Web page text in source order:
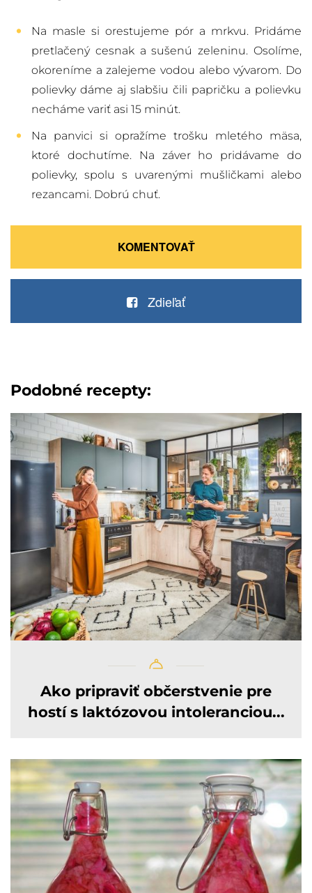
Na masle si orestujeme pór a mrkvu. Pridáme
pretlačený cesnak a sušenú zeleninu. Osolíme,
okoreníme a zalejeme vodou alebo vývarom. Do
polievky dáme aj slabšiu čili papričku a polievku
necháme variť asi 15 minút.
Na panvici si opražíme trošku mletého mäsa,
ktoré dochutíme. Na záver ho pridávame do
polievky, spolu s uvarenými mušličkami alebo
rezancami. Dobrú chuť.
KOMENTOVAŤ
Zdieľať
Podobné recepty:
Ako pripraviť občerstvenie pre
hostí s laktózovou intoleranciou...